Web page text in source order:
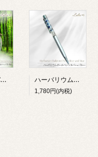
森の夢見るバンビ ハーバリウム 完成品 ギフト ジオラマ テラリウム 小鹿 動物 プリザーブドフラワー 誕生日 母の日 敬老の日 退職祝い 女性 Lulu＊s 2904 ハーバリウムボールペン 完成品 選べる2色 退職祝い 就職祝い 誕生日 ギフト プレゼント 女性 男性 プチギフト 花 筆記用具 送別 卒業祝い 母の日 父の日 敬老の日 お礼 Lulu＊s ルルズ
1,780円(内税)